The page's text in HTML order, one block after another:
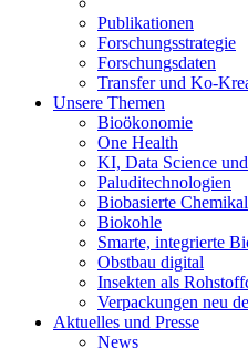
Publikationen
Forschungsstrategie
Forschungsdaten
Transfer und Ko-
Unsere Themen
Bioökonomie
One Health
KI, Data Science
Paluditechnologien
Biobasierte
Biokohle
Smarte, integrierte
Obstbau digital
Insekten als
Verpackungen neu
Aktuelles und Presse
News